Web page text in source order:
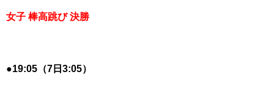
女子 棒高跳び 決勝
●19:05（7日3:05）